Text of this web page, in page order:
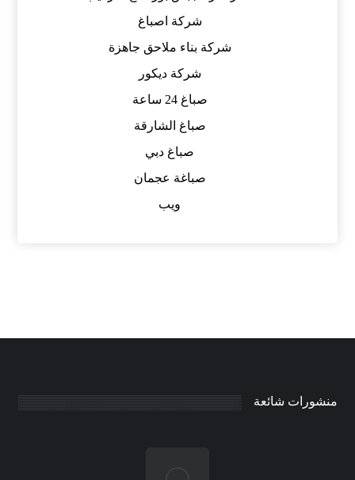
شركة اصباغ
شركة بناء ملاحق جاهزة
شركة ديكور
صباغ 24 ساعة
صباغ الشارقة
صباغ دبي
صباغة عجمان
ويب
منشورات شائعة